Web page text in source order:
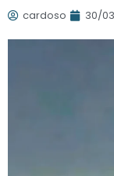
cardoso 30/